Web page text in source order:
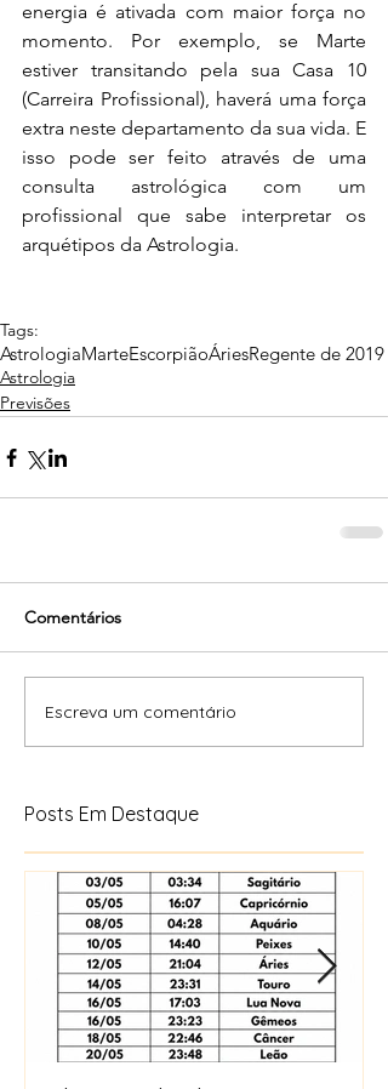
energia é ativada com maior força no
momento. Por exemplo, se Marte
estiver transitando pela sua Casa 10
(Carreira Profissional), haverá uma força
extra neste departamento da sua vida. E
isso pode ser feito através de uma
consulta astrológica com um
profissional que sabe interpretar os
arquétipos da Astrologia.
Tags:
AstrologiaMarteEscorpiãoÁriesRegente de 2019
Astrologia
Previsões
Comentários
Escreva um comentário
Posts Em Destaque